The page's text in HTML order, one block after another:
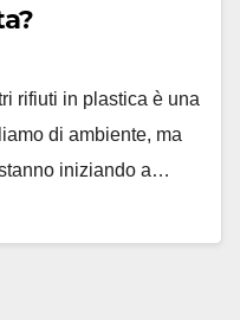
rifiuti in plastica è una
di ambiente, ma
iniziando a…